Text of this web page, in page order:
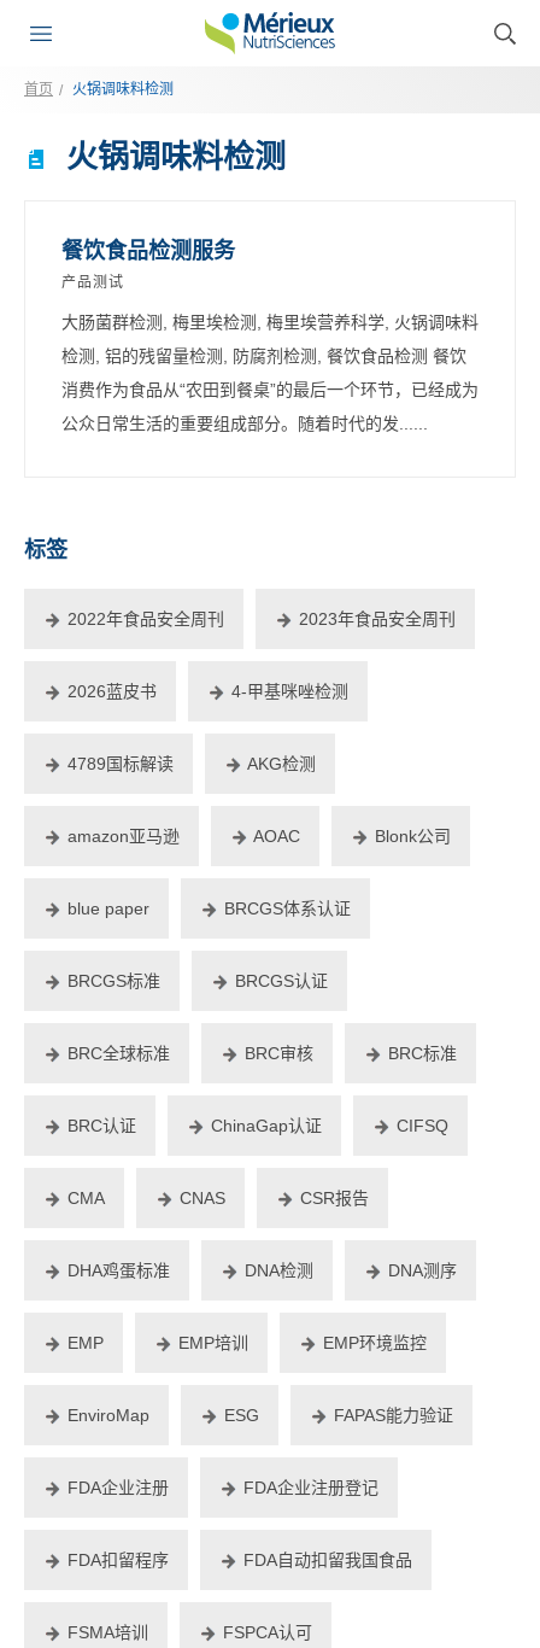
首页 火锅调味料检测
火锅调味料检测
餐饮食品检测服务
产品测试
大肠菌群检测, 梅里埃检测, 梅里埃营养科学, 火锅调味料
检测, 铝的残留量检测, 防腐剂检测, 餐饮食品检测 餐饮
消费作为食品从“农田到餐桌”的最后一个环节，已经成为
公众日常生活的重要组成部分。随着时代的发......
标签
2022年食品安全周刊 2023年食品安全周刊
2026蓝皮书 4-甲基咪唑检测
4789国标解读 AKG检测
amazon亚马逊 AOAC Blonk公司
blue paper BRCGS体系认证
BRCGS标准 BRCGS认证
BRC全球标准 BRC审核 BRC标准
BRC认证 ChinaGap认证 CIFSQ
CMA CNAS CSR报告
DHA鸡蛋标准 DNA检测 DNA测序
EMP EMP培训 EMP环境监控
EnviroMap ESG FAPAS能力验证
FDA企业注册 FDA企业注册登记
FDA扣留程序 FDA自动扣留我国食品
FSMA培训 FSPCA认可